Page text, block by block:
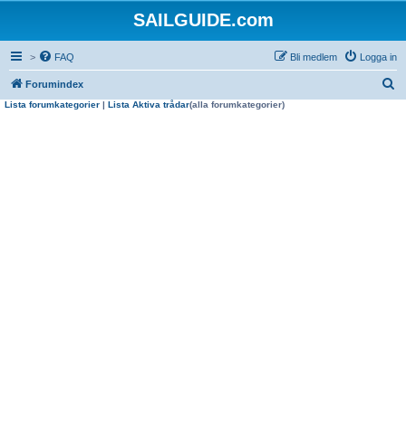
SAILGUIDE.com
> FAQ Logga in
Bli medlem
Forumindex
Lista forumkategorier | Lista Aktiva trådar(alla forumkategorier)